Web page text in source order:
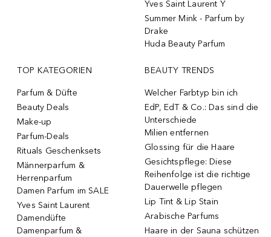
Yves Saint Laurent Y
Summer Mink - Parfum by
Drake
Huda Beauty Parfum
TOP KATEGORIEN
Parfum & Düfte
Beauty Deals
Make-up
Parfum-Deals
Rituals Geschenksets
Männerparfum &
Herrenparfum
Damen Parfum im SALE
Yves Saint Laurent
Damendüfte
Damenparfum &
BEAUTY TRENDS
Welcher Farbtyp bin ich
EdP, EdT & Co.: Das sind die
Unterschiede
Milien entfernen
Glossing für die Haare
Gesichtspflege: Diese
Reihenfolge ist die richtige
Dauerwelle pflegen
Lip Tint & Lip Stain
Arabische Parfums
Haare in der Sauna schützen